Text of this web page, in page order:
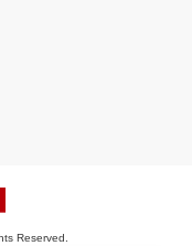
Reserved.